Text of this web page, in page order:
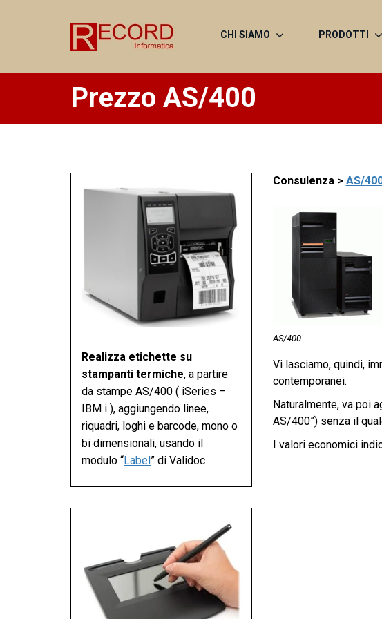
CHI SIAMO PRODOTTI
Prezzo AS/400
Realizza etichette su
stampanti termiche, a partire
da stampe AS/400 ( iSeries –
IBM i ), aggiungendo linee,
riquadri, loghi e barcode, mono o
bi dimensionali, usando il
modulo “Label ” di Validoc .
Consulenza > AS/
AS/400
Vi lasciamo, quindi,
contemporanei.
Naturalmente, va poi
AS/400”) senza il
I valori economici